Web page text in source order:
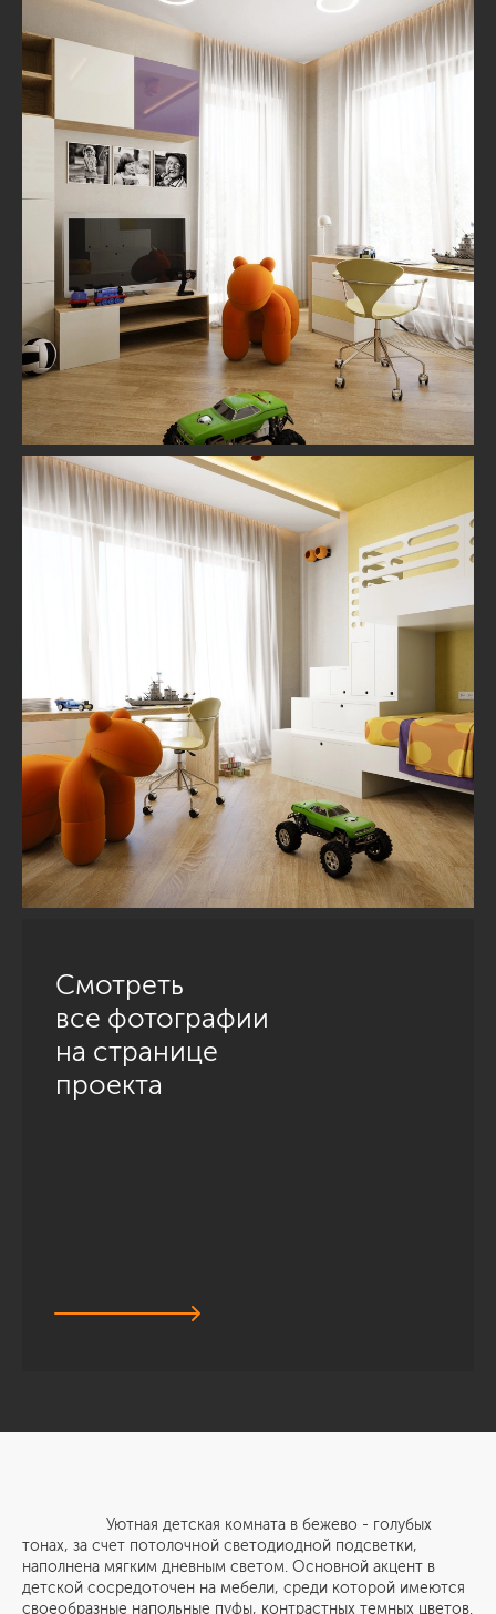
Смотреть
все фотографии
на странице
проекта
Уютная детская комната в бежево - голубых
тонах, за счет потолочной светодиодной подсветки,
наполнена мягким дневным светом. Основной акцент в
детской сосредоточен на мебели, среди которой имеются
своеобразные напольные пуфы, контрастных темных цветов.